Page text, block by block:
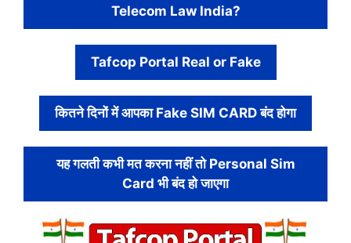
Telecom Law India?
Tafcop Portal Real or Fake
कितने दिनों में आपका Fake SIM CARD बंद होगा
यह गलती कभी मत करना नहीं तो Personal Sim
Card भी बंद हो जाएगा